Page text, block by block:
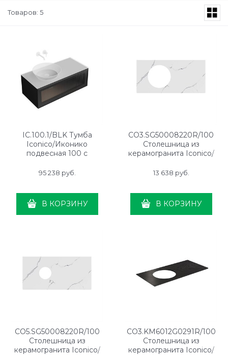
Товаров: 5
IC.100.1/BLK Тумба
Iconico/Иконико
подвесная 100 с
черная
95 238 руб.
В КОРЗИНУ
CO3.SG50008220R/100
Столешница из
керамогранита Iconico/
100 см, белая матовая, без
13 638 руб.
В КОРЗИНУ
CO5.SG50008220R/100
Столешница из
керамогранита Iconico/
CO3.KM6012G0291R/100
Столешница из
керамогранита Iconico/